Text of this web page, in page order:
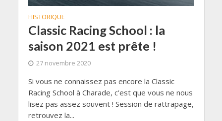
HISTORIQUE
Classic Racing School : la
saison 2021 est prête !
27 novembre 2020
Si vous ne connaissez pas encore la Classic
Racing School à Charade, c’est que vous ne nous
lisez pas assez souvent ! Session de rattrapage,
retrouvez la...